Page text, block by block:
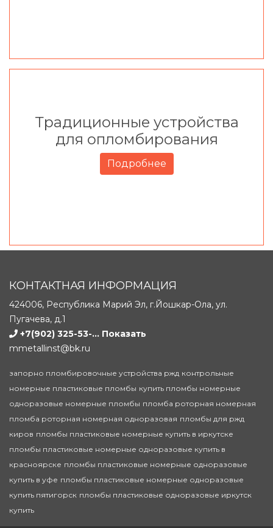
Традиционные устройства
для опломбирования
Подробнее
КОНТАКТНАЯ ИНФОРМАЦИЯ
424006, Республика Марий Эл, г.Йошкар-Ола, ул.
Пугачева, д.1
+7(902) 325-53-... Показать
mmetallinst@bk.ru
запорно пломбировочные устройства ржд контрольные
номерные пластиковые пломбы купить пломбы номерные
одноразовые номерные пломбы пломба роторная номерная
пломба роторная номерная одноразовая пломбы для ржд
киров пломбы пластиковые номерные купить в иркутске
пломбы пластиковые номерные одноразовые купить в
красноярске пломбы пластиковые номерные одноразовые
купить в уфе пломбы пластиковые номерные одноразовые
купить пятигорск пломбы пластиковые одноразовые иркутск
купить